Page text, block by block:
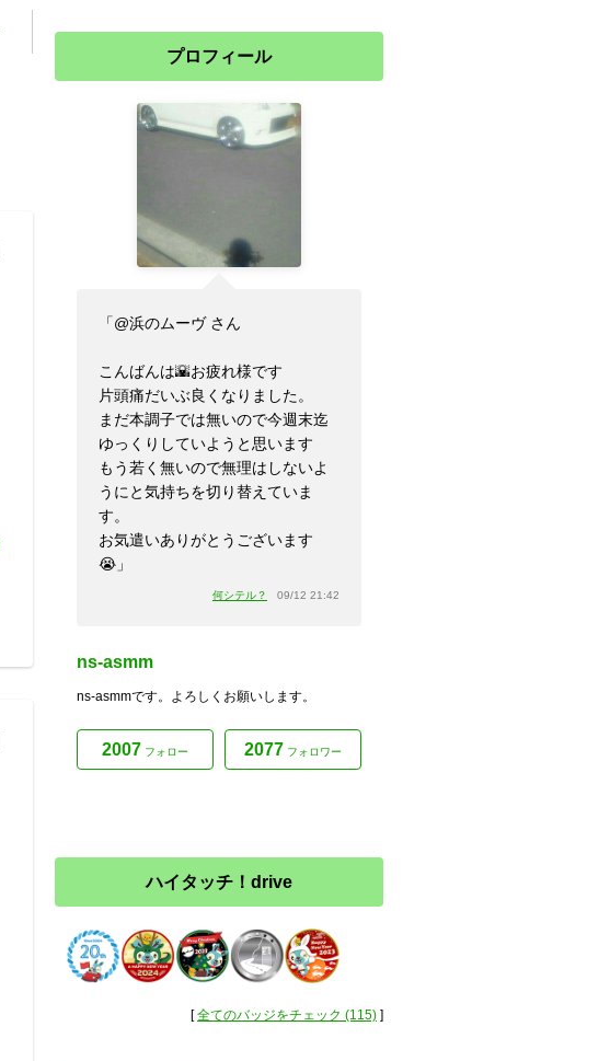
プロフィール
「@浜のムーヴ さん
こんばんは🌇お疲れ様です
片頭痛だいぶ良くなりました。
まだ本調子では無いので今週末迄
ゆっくりしていようと思います
もう若く無いので無理はしないよ
うにと気持ちを切り替えていま
す。
お気遣いありがとうございます
😭」
何シテル？ 09/12 21:42
ns-asmm
ns-asmmです。よろしくお願いします。
2007 フォロー 2077 フォロワー
ハイタッチ！drive
[全てのバッジをチェック (115) ]